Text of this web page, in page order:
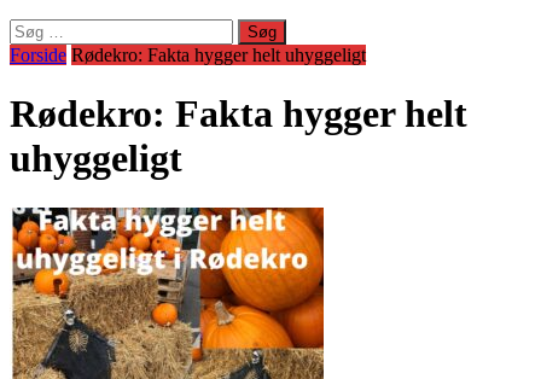
Søg
efter:
Forside Rødekro: Fakta hygger helt uhyggeligt
Rødekro: Fakta hygger helt
uhyggeligt